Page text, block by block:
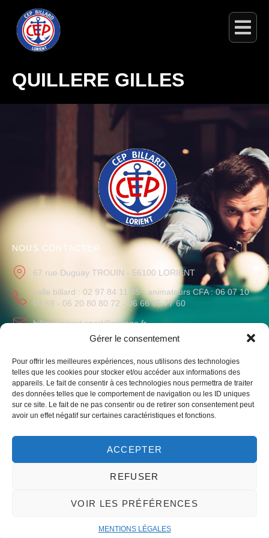
Gérer le consentement
Pour offrir les meilleures expériences, nous utilisons des technologies
telles que les cookies pour stocker et/ou accéder aux informations des
appareils. Le fait de consentir à ces technologies nous permettra de traiter
des données telles que le comportement de navigation ou les ID uniques
sur ce site. Le fait de ne pas consentir ou de retirer son consentement peut
avoir un effet négatif sur certaines caractéristiques et fonctions.
ACCEPTER
REFUSER
VOIR LES PRÉFÉRENCES
MENTIONS LÉGALES
QUILLERE GILLES
NOUS CONTACTER
67 rue Duguay TROUIN - 56100 LORIENT
salle billard : 02 97 84 11 45 - animateurs CFA : 06 07 10
00 69 - 06 20 80 80 72 - 06 66 65 77 60
billard.lorient.sport@orange.fr
Lundi au Vendredi: 09h-12h / 14h-19h
Samedi: 10h-12h
Liens vers notre club omnisport et le monde du billard
© 2023 – Un site par mwgrafico ​ –Mentions légales